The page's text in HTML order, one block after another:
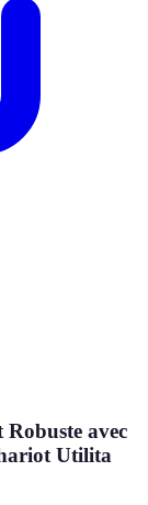
avec
Utilita